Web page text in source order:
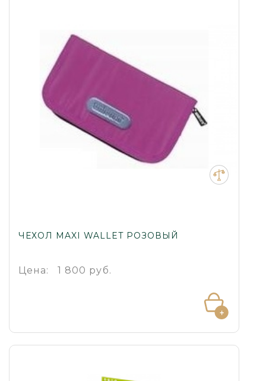
ЧЕХОЛ MAXI WALLET РОЗОВЫЙ
Цена: 1 800 руб.